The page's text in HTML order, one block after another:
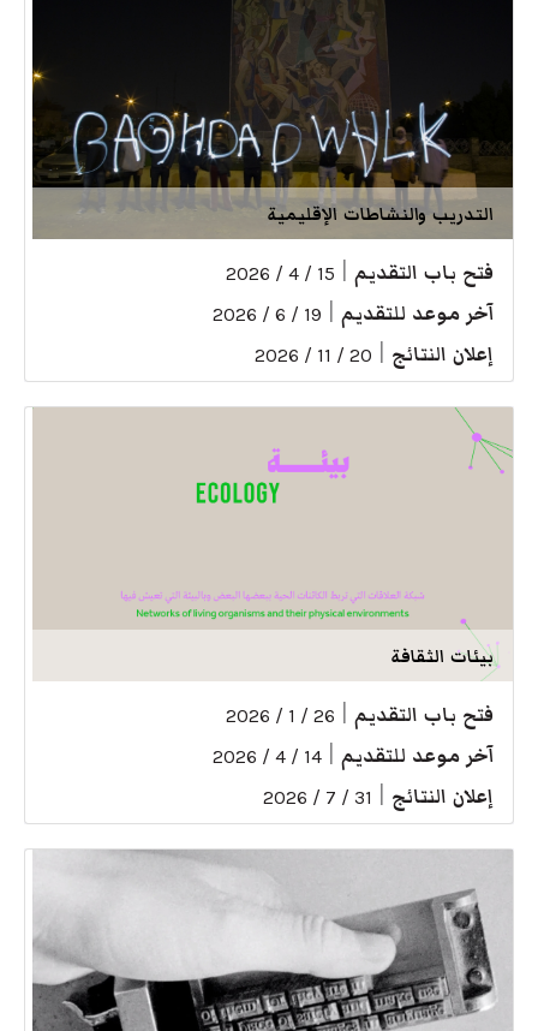
التدريب والنشاطات الإقليمية
فتح باب التقديم 15 / 4 / 2026
آخر موعد للتقديم 19 / 6 / 2026
إعلان النتائج 20 / 11 / 2026
بيئات الثقافة
فتح باب التقديم 26 / 1 / 2026
آخر موعد للتقديم 14 / 4 / 2026
إعلان النتائج 31 / 7 / 2026